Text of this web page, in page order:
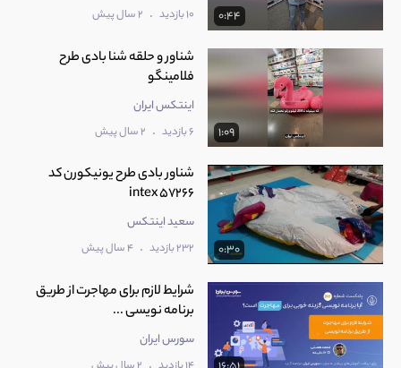
0:44 10 بازدید . 2 سال پیش
1:09
شناور و حلقه شنا بادی طرح
فلامینگو
اینتکس ایران
6 بازدید . 2 سال پیش
0:30
شناور بادی طرح یونیکورن کد
intex 57266
سعید اینتکس
232 بازدید . 4 سال پیش
شرایط لازم برای مهاجرت از طریق
برنامه نویسی ...
سورس ایران